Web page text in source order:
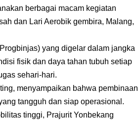
berbagai macam kegiatan
dan Lari Aerobik gembira, Malang,
yang digelar dalam jangka
fisik dan daya tahan tubuh setiap
sehari-hari.
menyampaikan bahwa pembinaan
tangguh dan siap operasional.
tinggi, Prajurit Yonbekang